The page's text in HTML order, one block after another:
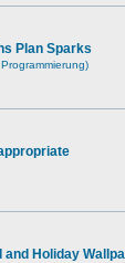
Plan Sparks
and Holiday